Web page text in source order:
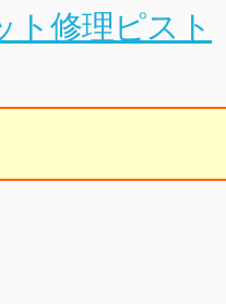
ト修理ピスト